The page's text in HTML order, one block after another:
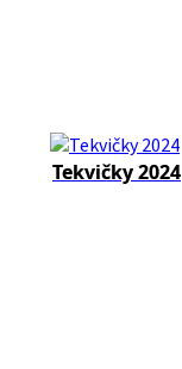
Tekvičky 2024